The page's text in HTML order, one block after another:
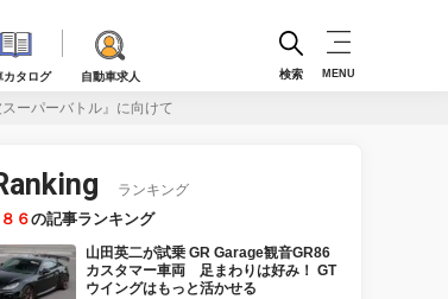
カタログ 自動車求人 検索 MENU
ーパーバトル』に向けて
ランキング
６の記事ランキング
山田英二が試乗 GR Garage観音GR86
カスタマー車両 足まわりは好み！ GT
ウイングはもっと活かせる